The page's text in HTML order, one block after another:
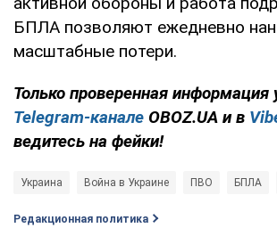
БПЛА позволяют ежедневно
масштабные потери.
Только проверенная информация
Telegram-канале OBOZ.UA и в
ведитесь на фейки!
Украина Война в Украине ПВО БПЛА
Редакционная политика